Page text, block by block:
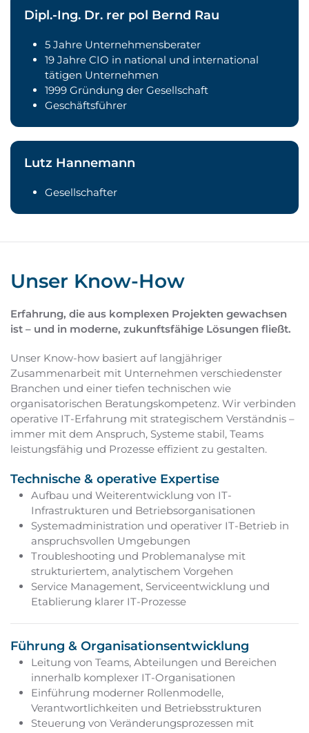
Dipl.-Ing. Dr. rer pol Bernd Rau
5 Jahre Unternehmensberater
19 Jahre CIO in national und international
tätigen Unternehmen
1999 Gründung der Gesellschaft
Geschäftsführer
Lutz Hannemann
Gesellschafter
Unser Know-How
Erfahrung, die aus komplexen Projekten gewachsen
ist – und in moderne, zukunftsfähige Lösungen fließt.
Unser Know-how basiert auf langjähriger
Zusammenarbeit mit Unternehmen verschiedenster
Branchen und einer tiefen technischen wie
organisatorischen Beratungskompetenz. Wir verbinden
operative IT-Erfahrung mit strategischem Verständnis –
immer mit dem Anspruch, Systeme stabil, Teams
leistungsfähig und Prozesse effizient zu gestalten.
Technische & operative Expertise
Aufbau und Weiterentwicklung von IT-
Infrastrukturen und Betriebsorganisationen
Systemadministration und operativer IT-Betrieb in
anspruchsvollen Umgebungen
Troubleshooting und Problemanalyse mit
strukturiertem, analytischem Vorgehen
Service Management, Serviceentwicklung und
Etablierung klarer IT-Prozesse
Führung & Organisationsentwicklung
Leitung von Teams, Abteilungen und Bereichen
innerhalb komplexer IT-Organisationen
Einführung moderner Rollenmodelle,
Verantwortlichkeiten und Betriebsstrukturen
Steuerung von Veränderungsprozessen mit